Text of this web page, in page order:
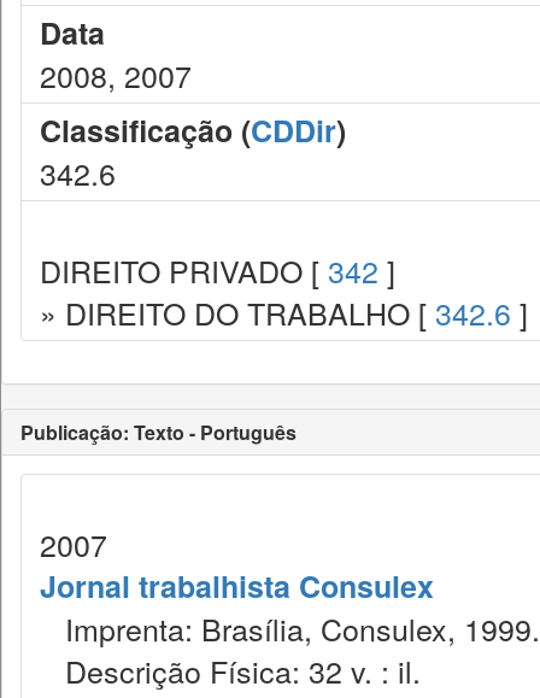
Data
2008, 2007
Classificação (CDDir)
342.6
DIREITO PRIVADO [ 342 ]
» DIREITO DO TRABALHO [ 342.6 ]
Publicação: Texto - Português
2007
Jornal trabalhista Consulex
Imprenta: Brasília, Consulex, 1999.
Descrição Física: 32 v. : il.